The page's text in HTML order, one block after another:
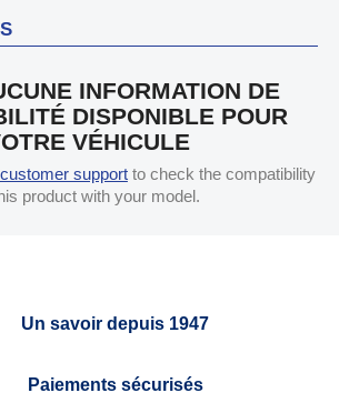
INFORMATION DE
DISPONIBLE POUR
VÉHICULE
supportto check the compatibility
product with your model.
Un savoir depuis 1947
Paiements sécurisés